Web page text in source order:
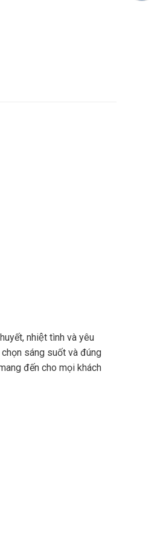
nhiệt tình và yêu
sáng suốt và đúng
đến cho mọi khách